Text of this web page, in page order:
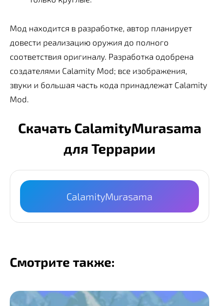
Мод находится в разработке, автор планирует
довести реализацию оружия до полного
соответствия оригиналу. Разработка одобрена
создателями Calamity Mod; все изображения,
звуки и большая часть кода принадлежат Calamity
Mod.
Скачать CalamityMurasama
для Террарии
CalamityMurasama
Смотрите также: